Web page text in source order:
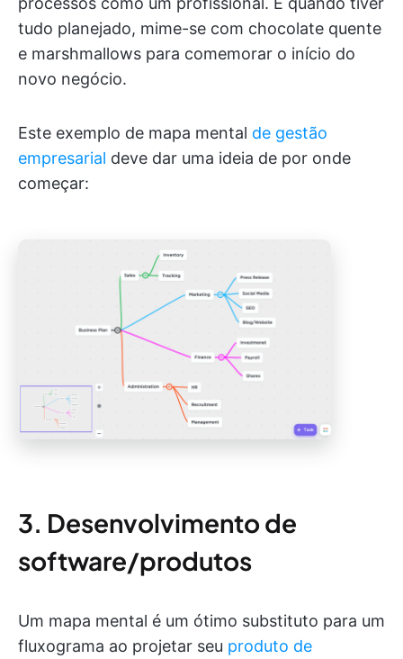
tudo planejado, mime-se com chocolate quente
e marshmallows para comemorar o início do
novo negócio.
Este exemplo de mapa mental de gestão
empresarial deve dar uma ideia de por onde
começar:
3. Desenvolvimento de
software/produtos
Um mapa mental é um ótimo substituto para um
fluxograma ao projetar seu produto de